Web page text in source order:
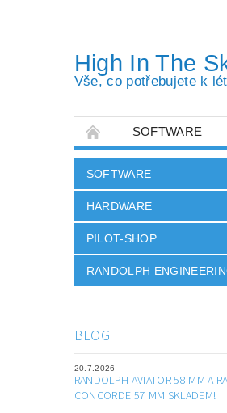
High In The
Vše, co potřebujete k
SOFTWARE
OBCHODNÍ
SOFTWARE
HARDWARE
PILOT-SHOP
RANDOLPH
BLOG
20.7.2026
RANDOLPH AVIATOR 58 MM A
CONCORDE 57 MM SKLADEM!